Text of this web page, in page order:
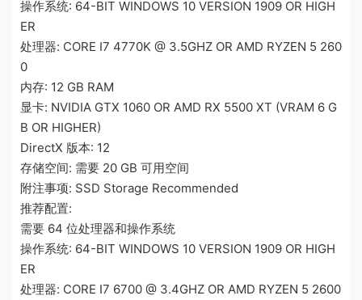
操作系统: 64-BIT WINDOWS 10 VERSION 1909 OR HIGH
ER
处理器: CORE I7 4770K @ 3.5GHZ OR AMD RYZEN 5 260
0
内存: 12 GB RAM
显卡: NVIDIA GTX 1060 OR AMD RX 5500 XT (VRAM 6 G
B OR HIGHER)
DirectX 版本: 12
存储空间: 需要 20 GB 可用空间
附注事项: SSD Storage Recommended
推荐配置:
需要 64 位处理器和操作系统
操作系统: 64-BIT WINDOWS 10 VERSION 1909 OR HIGH
ER
处理器: CORE I7 6700 @ 3.4GHZ OR AMD RYZEN 5 2600